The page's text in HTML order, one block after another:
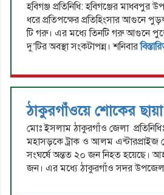
হবিগঞ্জ প্রতিনিধি: হবিগঞ্জের মাধবপুর
ধরে প্রতিপক্ষের প্রতিহিংসার আগুনে
টি গরু। এর মধ্যে তিনটি গরু আগুনে
দু’টির অবস্থা সংকটাপন্ন। শনিবার
ঠাকুরগাঁওয়ে শোকের ছায়া
মোঃ ইসলাম ঠাকুরগাঁও জেলা
মহাসড়কে ট্রাক ও আলম
সংঘর্ষে অন্তত ২০ জন নিহত হয়েছে।
জন। এর মধ্যে ঠাকুরগাঁও সদর